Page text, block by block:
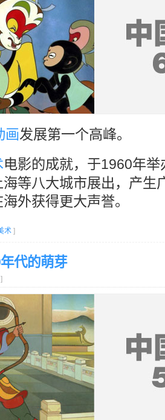
画发展第一个高峰。
电影的成就，于1960年举
等八大城市展出，产生
外获得更大声誉。
术 ]
代的萌芽
]